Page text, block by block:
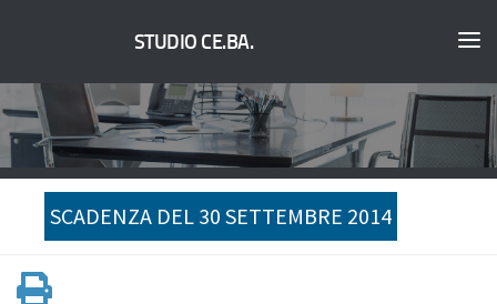
STUDIO CE.BA.
SCADENZA DEL 30 SETTEMBRE 2014